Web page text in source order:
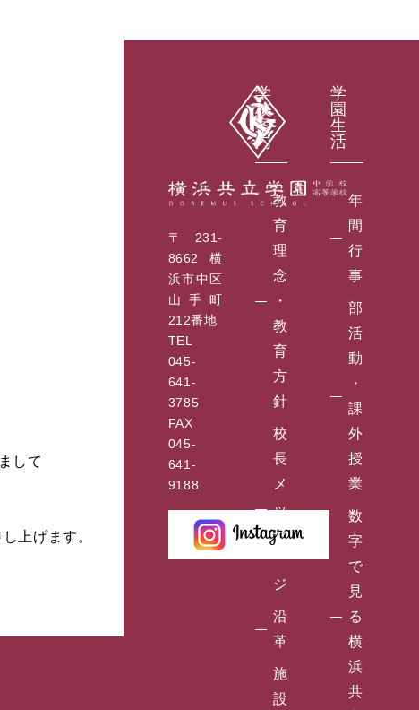
して
上げます。
〒231-
8662 横
浜市中区
山手町
212番地
TEL
045-
641-
3785
FAX
045-
641-
9188
学
校
案
内
教
育
理
念
・
教
育
方
針
校
長
メ
ッ
セ
ー
ジ
沿
革
施
設
学
園
生
活
年
間
行
事
部
活
動
・
課
外
授
業
数
字
で
見
る
横
浜
共